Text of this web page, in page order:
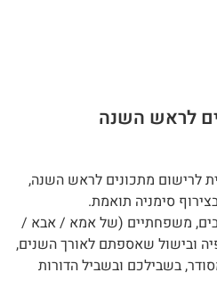
לראש השנה
לרישום מתכונים לראש השנה,
סימניה תואמת.
משפחתיים (של אמא / אבא /
ובישול שאספתם לאורך השנים,‬‬
בשבילכם ובשביל הדורות